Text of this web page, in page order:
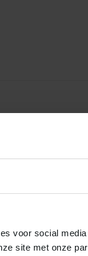
voor social
site met onze